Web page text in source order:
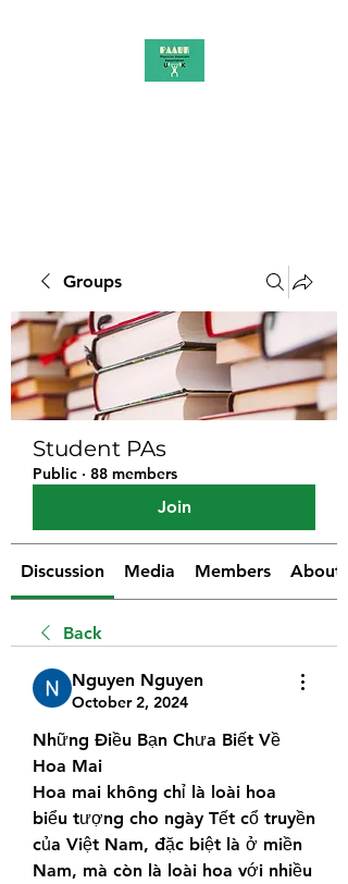
Groups
Student PAs
Public · 88 members
Join
Discussion Media Members About
Back
Nguyen Nguyen
October 2, 2024
Những Điều Bạn Chưa Biết Về
Hoa Mai
Hoa mai không chỉ là loài hoa
biểu tượng cho ngày Tết cổ truyền
của Việt Nam, đặc biệt là ở miền
Nam, mà còn là loài hoa với nhiều